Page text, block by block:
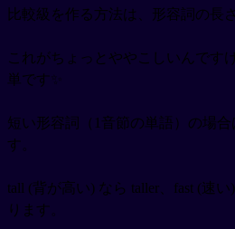
比較級を作る方法は、形容詞の長
これがちょっとややこしいんです
単です✨
短い形容詞（1音節の単語）の場
す。
tall (背が高い) なら taller、fast (速
ります。